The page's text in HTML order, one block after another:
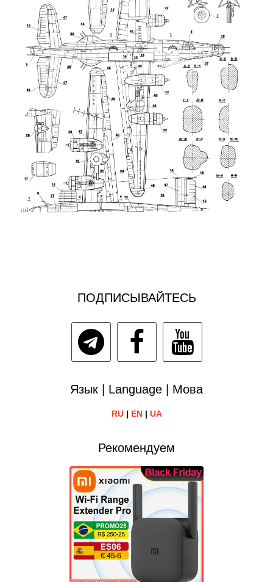
ПОДПИСЫВАЙТЕСЬ
Язык | Language | Мова
RU| EN| UA
Рекомендуем